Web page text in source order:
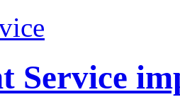
Service